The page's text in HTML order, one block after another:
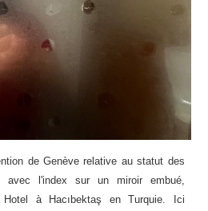
de Genève relative au statut des
avec l'index sur un miroir embué,
à Hacıbektaş en Turquie. Ici